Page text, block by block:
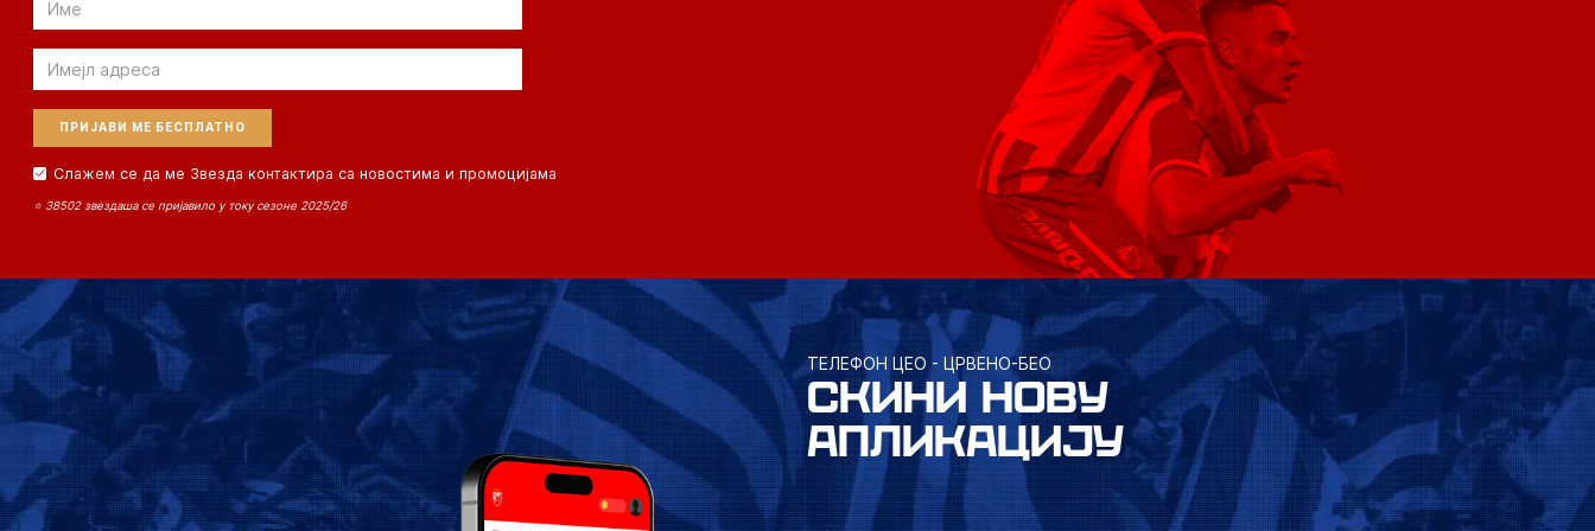
Email
Слажем се да ме Звезда контактира са новостима и промоцијама
⭐ 38502 звездаша се пријавило у току сезоне 2025/26
ТЕЛЕФОН ЦЕО - ЦРВЕНО-БЕО
СКИНИ НОВУ
АПЛИКАЦИЈУ